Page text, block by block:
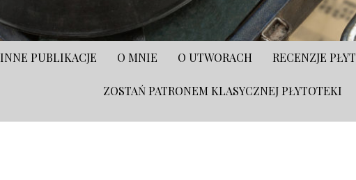
INNE PUBLIKACJE O MNIE O UTWORACH RECENZJE PŁYT
ZOSTAŃ PATRONEM KLASYCZNEJ PŁYTOTEKI